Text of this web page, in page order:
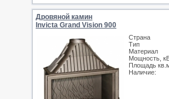
Дровяной камин
Invicta Grand Vision 900
Страна
Тип
Материал
Мощность,
Площадь
Наличие: